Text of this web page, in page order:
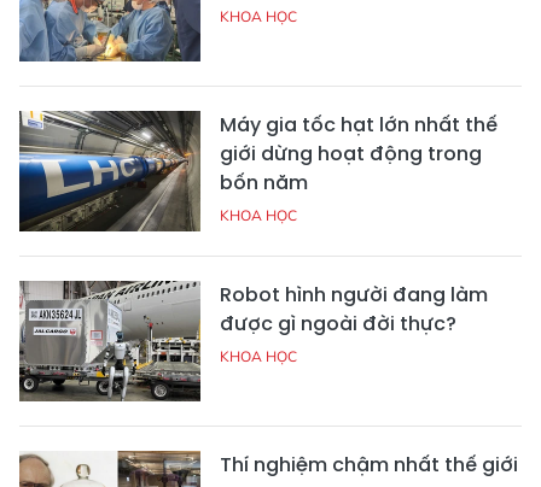
KHOA HỌC
Máy gia tốc hạt lớn nhất thế
giới dừng hoạt động trong
bốn năm
KHOA HỌC
Robot hình người đang làm
được gì ngoài đời thực?
KHOA HỌC
Thí nghiệm chậm nhất thế giới